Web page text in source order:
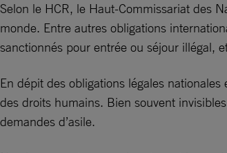
Selon le HCR, le Haut-Commissariat des
monde. Entre autres obligations
sanctionnés pour entrée ou séjour illégal,
En dépit des obligations légales
des droits humains. Bien souvent
demandes d’asile.